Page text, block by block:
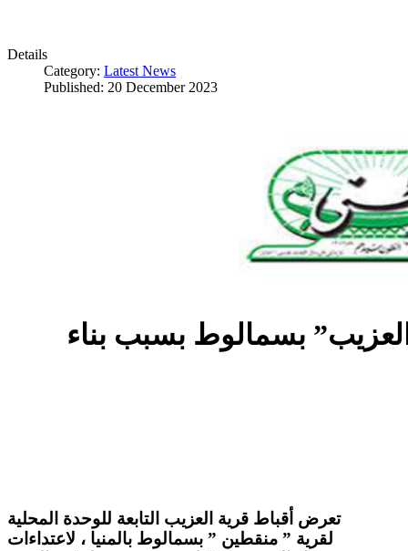
Details
Category: Latest News
Published: 20 December 2023
بسمالوط بسبب بناء
تعرض أقباط قرية العزيب التابعة للوحدة المحلية
لقرية ” منقطين ” بسمالوط بالمنيا ، لاعتداءات